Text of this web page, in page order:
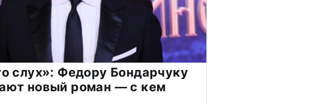
слух»: Федору Бондарчуку
новый роман — с кем